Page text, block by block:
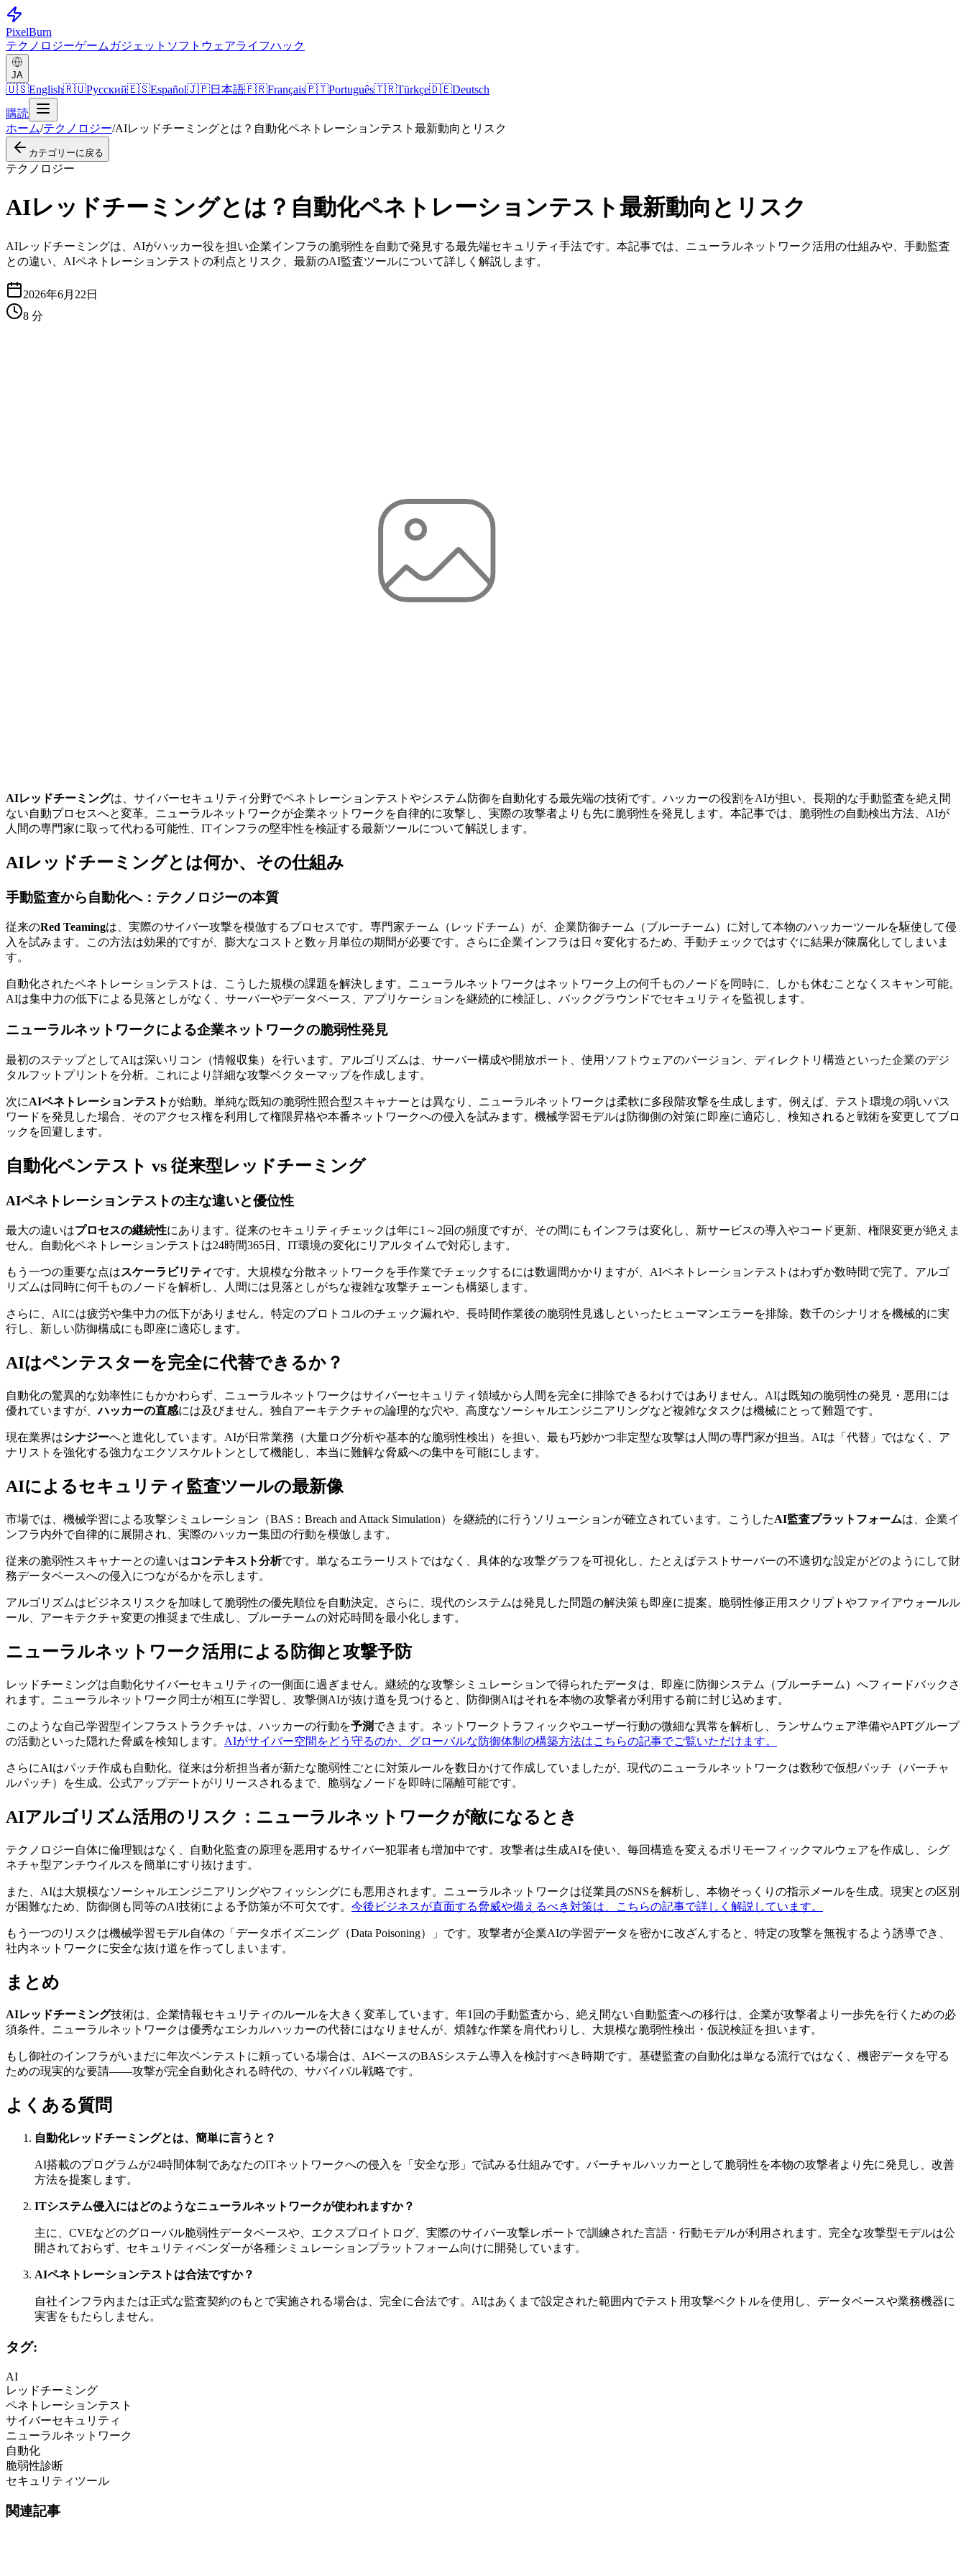
PixelBurn
テクノロジーゲーム ガジェット ソフトウェアライフハック
JA
🇺🇸English🇷🇺Русский🇪🇸Español🇯🇵日本語🇫🇷Français🇵🇹Português🇹🇷Türkçe🇩🇪Deutsch
購読
ホーム/テクノロジー/AIレッドチーミングとは？自動化ペネトレーションテスト最新動向とリスク
カテゴリーに戻る
テクノロジー
AIレッドチーミングとは？自動化ペネトレーションテスト最新動向とリスク
AIレッドチーミングは、AIがハッカー役を担い企業インフラの脆弱性を自動で発見する最先端セキュリティ手法です。本記事では、ニューラルネットワーク活用の仕組みや、手動監査
との違い、AIペネトレーションテストの利点とリスク、最新のAI監査ツールについて詳しく解説します。
2026年6月22日
8 分
AIレッドチーミングは、サイバーセキュリティ分野でペネトレーションテストやシステム防御を自動化する最先端の技術です。ハッカーの役割をAIが担い、長期的な手動監査を絶え間
ない自動プロセスへと変革。ニューラルネットワークが企業ネットワークを自律的に攻撃し、実際の攻撃者よりも先に脆弱性を発見します。本記事では、脆弱性の自動検出方法、AIが
人間の専門家に取って代わる可能性、ITインフラの堅牢性を検証する最新ツールについて解説します。
AIレッドチーミングとは何か、その仕組み
手動監査から自動化へ：テクノロジーの本質
従来のRed Teamingは、実際のサイバー攻撃を模倣するプロセスです。専門家チーム（レッドチーム）が、企業防御チーム（ブルーチーム）に対して本物のハッカーツールを駆使して侵
入を試みます。この方法は効果的ですが、膨大なコストと数ヶ月単位の期間が必要です。さらに企業インフラは日々変化するため、手動チェックではすぐに結果が陳腐化してしまいま
す。
自動化されたペネトレーションテストは、こうした規模の課題を解決します。ニューラルネットワークはネットワーク上の何千ものノードを同時に、しかも休むことなくスキャン可能。
AIは集中力の低下による見落としがなく、サーバーやデータベース、アプリケーションを継続的に検証し、バックグラウンドでセキュリティを監視します。
ニューラルネットワークによる企業ネットワークの脆弱性発見
最初のステップとしてAIは深いリコン（情報収集）を行います。アルゴリズムは、サーバー構成や開放ポート、使用ソフトウェアのバージョン、ディレクトリ構造といった企業のデジ
タルフットプリントを分析。これにより詳細な攻撃ベクターマップを作成します。
次にAIペネトレーションテスト が始動。単純な既知の脆弱性照合型スキャナーとは異なり、ニューラルネットワークは柔軟に多段階攻撃を生成します。例えば、テスト環境の弱いパス
ワードを発見した場合、そのアクセス権を利用して権限昇格や本番ネットワークへの侵入を試みます。機械学習モデルは防御側の対策に即座に適応し、検知されると戦術を変更してブロ
ックを回避します。
自動化ペンテスト vs 従来型レッドチーミング
AIペネトレーションテストの主な違いと優位性
最大の違いはプロセスの継続性にあります。従来のセキュリティチェックは年に1～2回の頻度ですが、その間にもインフラは変化し、新サービスの導入やコード更新、権限変更が絶えま
せん。自動化ペネトレーションテストは24時間365日、IT環境の変化にリアルタイムで対応します。
もう一つの重要な点はスケーラビリティです。大規模な分散ネットワークを手作業でチェックするには数週間かかりますが、AIペネトレーションテストはわずか数時間で完了。アルゴ
リズムは同時に何千ものノードを解析し、人間には見落としがちな複雑な攻撃チェーンも構築します。
さらに、AIには疲労や集中力の低下がありません。特定のプロトコルのチェック漏れや、長時間作業後の脆弱性見逃しといったヒューマンエラーを排除。数千のシナリオを機械的に実
行し、新しい防御構成にも即座に適応します。
AIはペンテスターを完全に代替できるか？
自動化の驚異的な効率性にもかかわらず、ニューラルネットワークはサイバーセキュリティ領域から人間を完全に排除できるわけではありません。AIは既知の脆弱性の発見・悪用には
優れていますが、ハッカーの直感には及びません。独自アーキテクチャの論理的な穴や、高度なソーシャルエンジニアリングなど複雑なタスクは機械にとって難題です。
現在業界はシナジーへと進化しています。AIが日常業務（大量ログ分析や基本的な脆弱性検出）を担い、最も巧妙かつ非定型な攻撃は人間の専門家が担当。AIは「代替」ではなく、ア
ナリストを強化する強力なエクソスケルトンとして機能し、本当に難解な脅威への集中を可能にします。
AIによるセキュリティ監査ツールの最新像
市場では、機械学習による攻撃シミュレーション（BAS：Breach and Attack Simulation）を継続的に行うソリューションが確立されています。こうしたAI監査プラットフォームは、企業イ
ンフラ内外で自律的に展開され、実際のハッカー集団の行動を模倣します。
従来の脆弱性スキャナーとの違いはコンテキスト分析です。単なるエラーリストではなく、具体的な攻撃グラフを可視化し、たとえばテストサーバーの不適切な設定がどのようにして財
務データベースへの侵入につながるかを示します。
アルゴリズムはビジネスリスクを加味して脆弱性の優先順位を自動決定。さらに、現代のシステムは発見した問題の解決策も即座に提案。脆弱性修正用スクリプトやファイアウォールル
ール、アーキテクチャ変更の推奨まで生成し、ブルーチームの対応時間を最小化します。
ニューラルネットワーク活用による防御と攻撃予防
レッドチーミングは自動化サイバーセキュリティの一側面に過ぎません。継続的な攻撃シミュレーションで得られたデータは、即座に防御システム（ブルーチーム）へフィードバックさ
れます。ニューラルネットワーク同士が相互に学習し、攻撃側AIが抜け道を見つけると、防御側AIはそれを本物の攻撃者が利用する前に封じ込めます。
このような自己学習型インフラストラクチャは、ハッカーの行動を予測 できます。ネットワークトラフィックやユーザー行動の微細な異常を解析し、ランサムウェア準備やAPTグループ
の活動といった隠れた脅威を検知します。 AIがサイバー空間をどう守るのか、グローバルな防御体制の構築方法はこちらの記事でご覧いただけます。
さらにAIはパッチ作成も自動化。従来は分析担当者が新たな脆弱性ごとに対策ルールを数日かけて作成していましたが、現代のニューラルネットワークは数秒で仮想パッチ（バーチャ
ルパッチ）を生成。公式アップデートがリリースされるまで、脆弱なノードを即時に隔離可能です。
AIアルゴリズム活用のリスク：ニューラルネットワークが敵になるとき
テクノロジー自体に倫理観はなく、自動化監査の原理を悪用するサイバー犯罪者も増加中です。攻撃者は生成AIを使い、毎回構造を変えるポリモーフィックマルウェアを作成し、シグ
ネチャ型アンチウイルスを簡単にすり抜けます。
また、AIは大規模なソーシャルエンジニアリングやフィッシングにも悪用されます。ニューラルネットワークは従業員のSNSを解析し、本物そっくりの指示メールを生成。現実との区別
が困難なため、防御側も同等のAI技術による予防策が不可欠です。 今後ビジネスが直面する脅威や備えるべき対策は、こちらの記事で詳しく解説しています。
もう一つのリスクは機械学習モデル自体の「データポイズニング（Data Poisoning）」です。攻撃者が企業AIの学習データを密かに改ざんすると、特定の攻撃を無視するよう誘導でき、
社内ネットワークに安全な抜け道を作ってしまいます。
まとめ
AIレッドチーミング技術は、企業情報セキュリティのルールを大きく変革しています。年1回の手動監査から、絶え間ない自動監査への移行は、企業が攻撃者より一歩先を行くための必
須条件。ニューラルネットワークは優秀なエシカルハッカーの代替にはなりませんが、煩雑な作業を肩代わりし、大規模な脆弱性検出・仮説検証を担います。
もし御社のインフラがいまだに年次ペンテストに頼っている場合は、AIベースのBASシステム導入を検討すべき時期です。基礎監査の自動化は単なる流行ではなく、機密データを守る
ための現実的な要請――攻撃が完全自動化される時代の、サバイバル戦略です。
よくある質問
自動化レッドチーミングとは、簡単に言うと？
AI搭載のプログラムが24時間体制であなたのITネットワークへの侵入を「安全な形」で試みる仕組みです。バーチャルハッカーとして脆弱性を本物の攻撃者より先に発見し、改善
方法を提案します。
ITシステム侵入にはどのようなニューラルネットワークが使われますか？
主に、CVEなどのグローバル脆弱性データベースや、エクスプロイトログ、実際のサイバー攻撃レポートで訓練された言語・行動モデルが利用されます。完全な攻撃型モデルは公
開されておらず、セキュリティベンダーが各種シミュレーションプラットフォーム向けに開発しています。
AIペネトレーションテストは合法ですか？
自社インフラ内または正式な監査契約のもとで実施される場合は、完全に合法です。AIはあくまで設定された範囲内でテスト用攻撃ベクトルを使用し、データベースや業務機器に
実害をもたらしません。
タグ:
AI
レッドチーミング
ペネトレーションテスト
サイバーセキュリティ
ニューラルネットワーク
自動化
脆弱性診断
セキュリティツール
関連記事